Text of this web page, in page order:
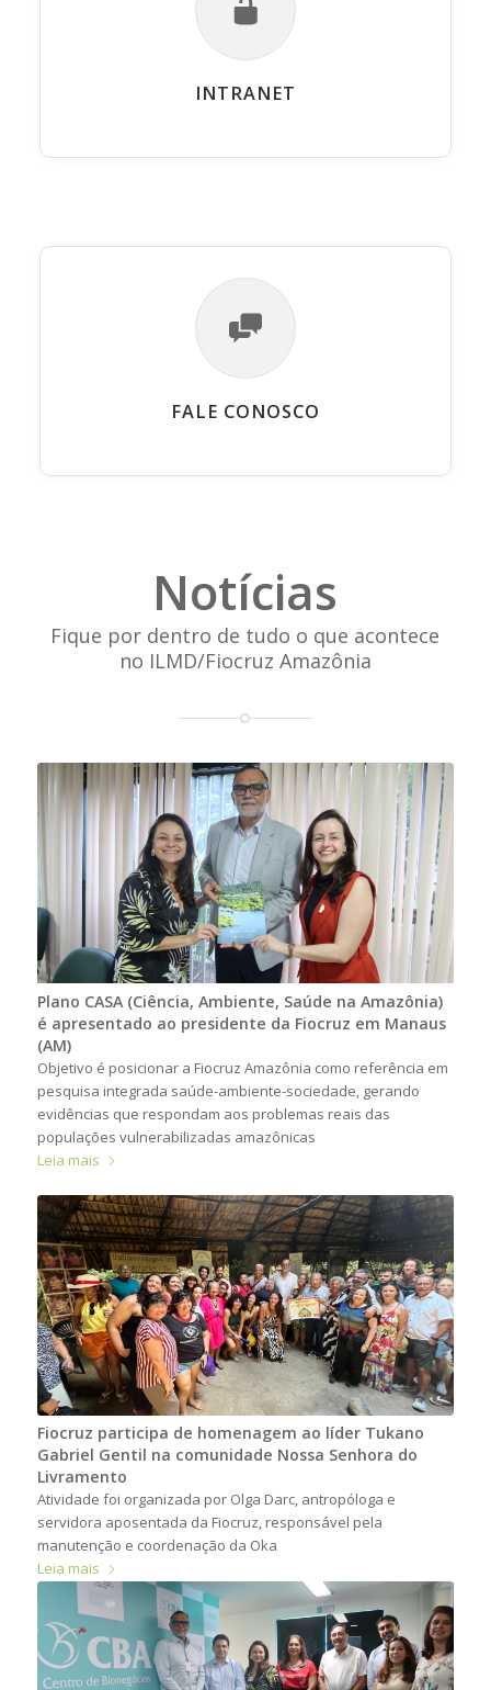
INTRANET
FALE CONOSCO
Notícias
Fique por dentro de tudo o que acontece
no ILMD/Fiocruz Amazônia
Plano CASA (Ciência, Ambiente, Saúde na Amazônia)
é apresentado ao presidente da Fiocruz em Manaus
(AM)
Objetivo é posicionar a Fiocruz Amazônia como referência em
pesquisa integrada saúde-ambiente-sociedade, gerando
evidências que respondam aos problemas reais das
populações vulnerabilizadas amazônicas
Leia mais
Fiocruz participa de homenagem ao líder Tukano
Gabriel Gentil na comunidade Nossa Senhora do
Livramento
Atividade foi organizada por Olga Darc, antropóloga e
servidora aposentada da Fiocruz, responsável pela
manutenção e coordenação da Oka
Leia mais